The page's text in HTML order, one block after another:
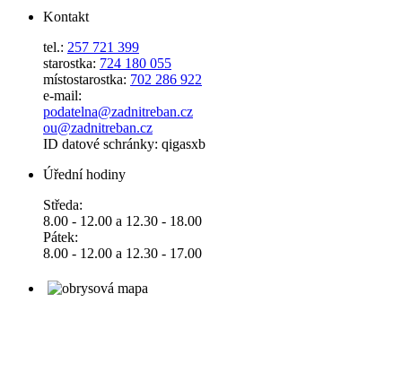
Kontakt
tel.: 257 721 399
starostka: 724 180 055
místostarostka: 702 286 922
e-mail:
podatelna@zadnitreban.cz
ou@zadnitreban.cz
ID datové schránky: qigasxb
Úřední hodiny
Středa:
8.00 - 12.00 a 12.30 - 18.00
Pátek:
8.00 - 12.00 a 12.30 - 17.00